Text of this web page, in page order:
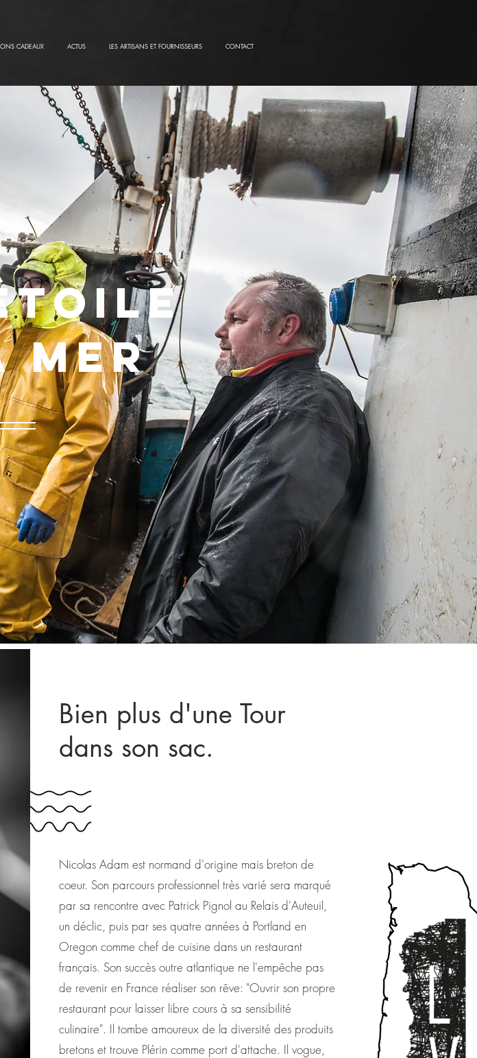
CADEAUX ACTUS LES ARTISANS ET FOURNISSEURS CONTACT
mer
Bien plus d'une Tour
dans son sac.
Nicolas Adam est normand d'origine mais breton de
coeur. Son parcours professionnel très varié sera marqué
par sa rencontre avec Patrick Pignol au Relais d'Auteuil,
un déclic, puis par ses quatre années à Portland en
Oregon comme chef de cuisine dans un restaurant
français. Son succès outre atlantique ne l'empêche pas
de revenir en France réaliser son rêve: "Ouvrir son propre
restaurant pour laisser libre cours à sa sensibilité
culinaire". Il tombe amoureux de la diversité des produits
bretons et trouve Plérin comme port d'attache. Il vogue,